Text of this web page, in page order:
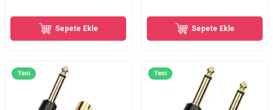
Sepete Ekle Sepete Ekle
Yeni Yeni